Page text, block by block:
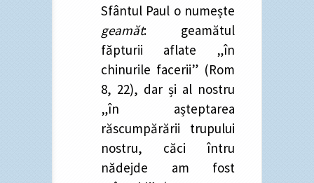
Sfântul Paul o numește
geamăt: geamătul
făpturii aflate „în
chinurile facerii” (Rom
8, 22), dar și al nostru
„în așteptarea
răscumpărării trupului
nostru, căci întru
nădejde am fost